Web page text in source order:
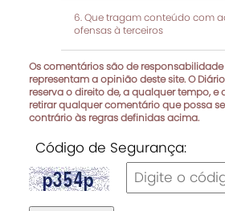
Que tragam conteúdo com
ofensas à terceiros
Os comentários são de
representam a opinião deste site. O
reserva o direito de, a qualquer tempo, e
retirar qualquer comentário que possa
contrário às regras definidas acima.
Código de Segurança: